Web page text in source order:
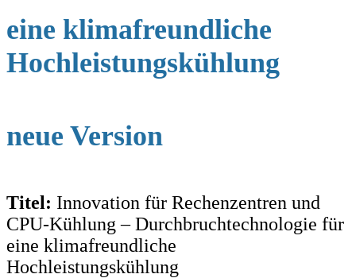
eine klimafreundliche
Hochleistungskühlung
neue Version
Titel: Innovation für Rechenzentren und
CPU-Kühlung – Durchbruchtechnologie für
eine klimafreundliche
Hochleistungskühlung